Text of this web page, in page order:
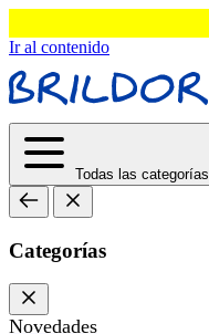
Ir al contenido
Todas las categorías
Categorías
Novedades